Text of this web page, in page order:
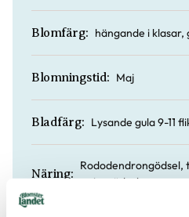
Blomfärg: hängande i klasar,
Blomningstid: Maj
Bladfärg: Lysande gula 9-11
Näring:
Rododendrongödsel,
naturgödsel